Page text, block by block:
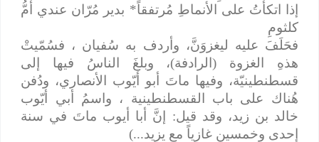
إذا اتكأتُ على الأنماطِ مُرتفقاً* بدير مُرّان عندي أمُّ
كلثومِ
فحَلَفَ عليه ليغزوَنَّ، وأردف به سُفيان ، فسُمّيتْ
هذهِ الغزوة (الرادفة)، وبلغَ الناسُ فيها إلى
قسطنطينيّة، وفيها ماتَ أبو أيّوب الأنصاري، ودُفن
هُناك على باب القسطنطينية ، واسمُ أبي أيّوب
خالد بن زيد، وقد قيل: إنَّ أبا أيوب ماتَ في سنة
إحدى وخمسين غازياً مع يزيد...)